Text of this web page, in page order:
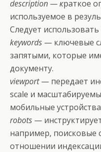
description — краткое
используемое в
Следует
keywords — ключевые
запятыми, которые
документу.
viewport— передает
scale и
мобильные
robots —
например, поисковые
отношении